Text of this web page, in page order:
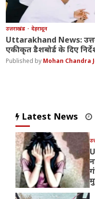
उत्तराखंड देहरादून
Uttarakhand News:
एकीकृत डैशबोर्ड के दिए
Mohan Chandra
Latest News